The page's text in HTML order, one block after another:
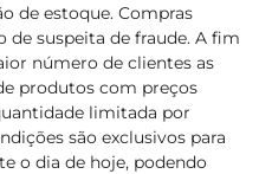
de estoque. Compras
de suspeita de fraude. A fim
número de clientes as
produtos com preços
limitada por
são exclusivos para
o dia de hoje, podendo